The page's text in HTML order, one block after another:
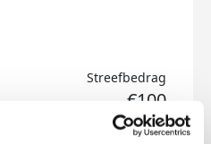
Streefbedrag
€100